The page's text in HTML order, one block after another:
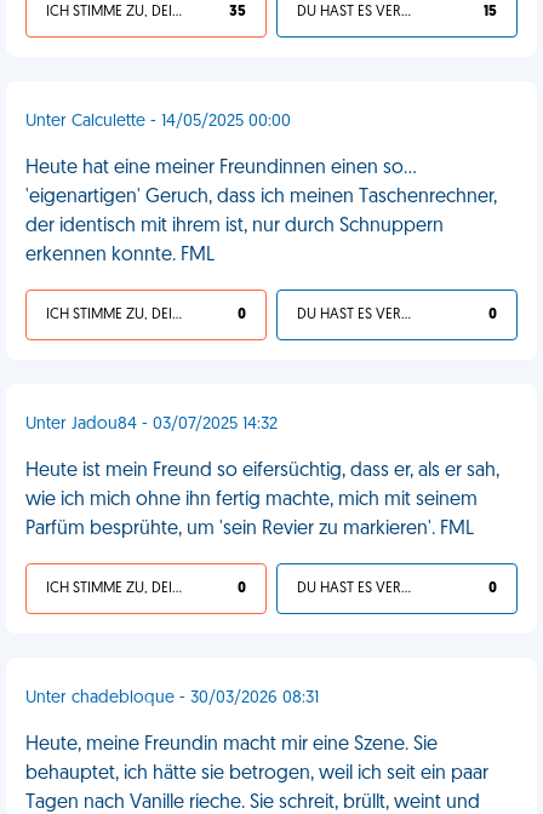
ICH STIMME ZU, DEIN LEBEN IST SCHEISSE 35 DU HAST ES VERDIENT 15
Unter Calculette - 14/05/2025 00:00
Heute hat eine meiner Freundinnen einen so...
'eigenartigen' Geruch, dass ich meinen Taschenrechner,
der identisch mit ihrem ist, nur durch Schnuppern
erkennen konnte. FML
ICH STIMME ZU, DEIN LEBEN IST SCHEISSE 0 DU HAST ES VERDIENT 0
Unter Jadou84 - 03/07/2025 14:32
Heute ist mein Freund so eifersüchtig, dass er, als er sah,
wie ich mich ohne ihn fertig machte, mich mit seinem
Parfüm besprühte, um 'sein Revier zu markieren'. FML
ICH STIMME ZU, DEIN LEBEN IST SCHEISSE 0 DU HAST ES VERDIENT 0
Unter chadebloque - 30/03/2026 08:31
Heute, meine Freundin macht mir eine Szene. Sie
behauptet, ich hätte sie betrogen, weil ich seit ein paar
Tagen nach Vanille rieche. Sie schreit, brüllt, weint und